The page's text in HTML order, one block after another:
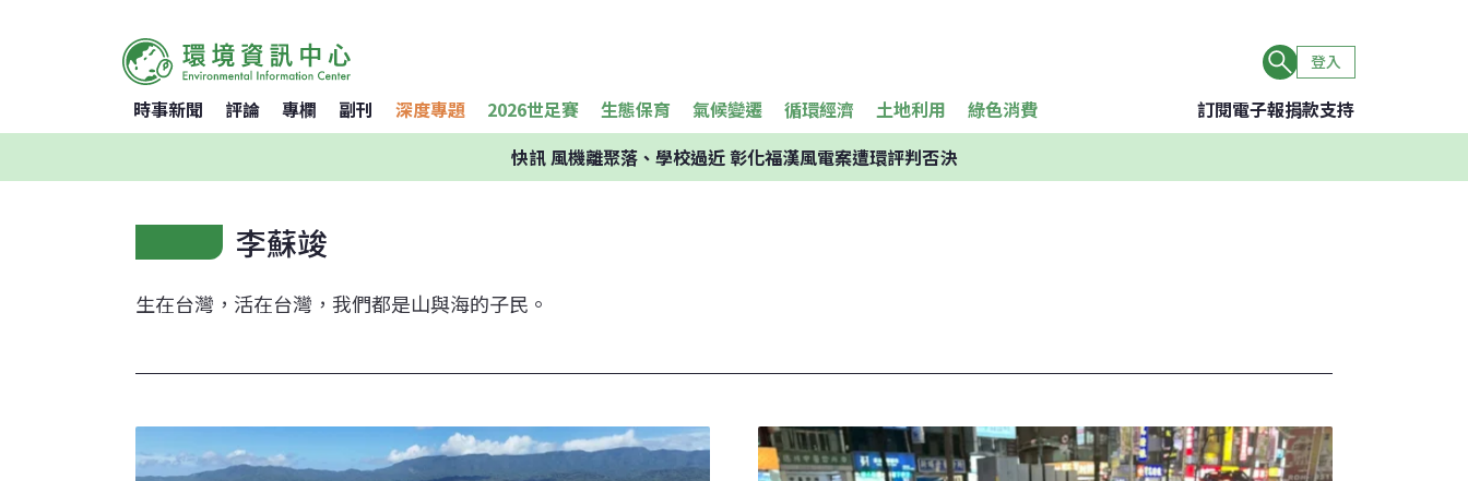
登入
時事新聞 評論 專欄 副刊 深度專題 2026世足賽 生態保育 氣候變遷 循環經濟 土地利用 綠色消費 訂閱電子報捐款支持
快訊風機離聚落、學校過近 彰化福漢風電案遭環評判否決
李蘇竣
生在台灣，活在台灣，我們都是山與海的子民。